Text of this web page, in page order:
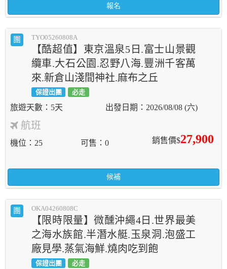
報名
團 TYO05260808A
【酷超值】東京溫泉5日.富士山景觀
纜車.大石公園.忍野八海.豐洲千客萬
來.新倉山淺間神社.麻布之丘
保證出團 必走
5天 2026/08/08 (六)
航班
銷售價$27,900
機位 25 可售 0
候補
團 OKA04260808C
【限時限量】微醺沖繩4日.世界最美
之海水族館.半潛水艇.玉泉洞.泡盛工
廠見學.蒸氣海鮮.燒肉吃到飽
保證出團 必走